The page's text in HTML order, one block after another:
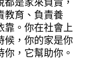
是家來負責，
教育、負責養
靠。你在社會上
候，你的家是你
，它幫助你。